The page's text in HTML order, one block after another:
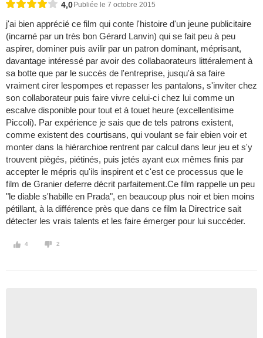
4,0 Publiée le 7 octobre 2015
j'ai bien apprécié ce film qui conte l'histoire d'un jeune publicitaire
(incarné par un très bon Gérard Lanvin) qui se fait peu à peu
aspirer, dominer puis avilir par un patron dominant, méprisant,
davantage intéressé par avoir des collabaorateurs littéralement à
sa botte que par le succès de l'entreprise, jusqu'à sa faire
vraiment cirer lespompes et repasser les pantalons, s'inviter chez
son collaborateur puis faire vivre celui-ci chez lui comme un
escalve disponible pour tout et à touet heure (excellentisime
Piccoli). Par expérience je sais que de tels patrons existent,
comme existent des courtisans, qui voulant se fair ebien voir et
monter dans la hiérarchioe rentrent par calcul dans leur jeu et s'y
trouvent piègés, piétinés, puis jetés ayant eux mêmes finis par
accepter le mépris qu'ils inspirent et c'est ce processus que le
film de Granier deferre décrit parfaitement.Ce film rappelle un peu
"le diable s'habille en Prada", en beaucoup plus noir et bien moins
pétillant, à la différence près que dans ce film la Directrice sait
détecter les vrais talents et les faire émerger pour lui succéder.
4 2